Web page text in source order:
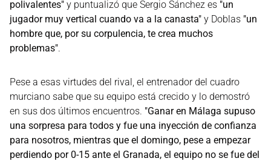
polivalentes" y puntualizó que Sergio Sánchez es "un
jugador muy vertical cuando va a la canasta" y Doblas "un
hombre que, por su corpulencia, te crea muchos
problemas".
Pese a esas virtudes del rival, el entrenador del cuadro
murciano sabe que su equipo está crecido y lo demostró
en sus dos últimos encuentros. "Ganar en Málaga supuso
una sorpresa para todos y fue una inyección de confianza
para nosotros, mientras que el domingo, pese a empezar
perdiendo por 0-15 ante el Granada, el equipo no se fue del